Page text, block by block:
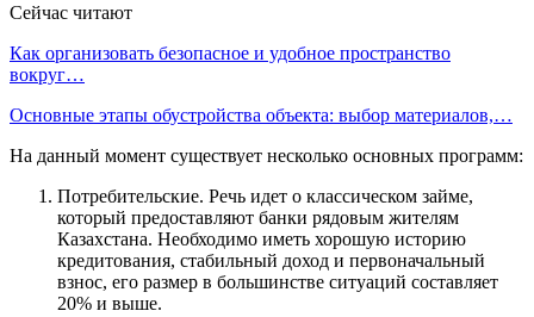
Сейчас читают
Как организовать безопасное и удобное пространство
вокруг…
Основные этапы обустройства объекта: выбор материалов,…
На данный момент существует несколько основных программ:
Потребительские. Речь идет о классическом займе,
который предоставляют банки рядовым жителям
Казахстана. Необходимо иметь хорошую историю
кредитования, стабильный доход и первоначальный
взнос, его размер в большинстве ситуаций составляет
20% и выше.